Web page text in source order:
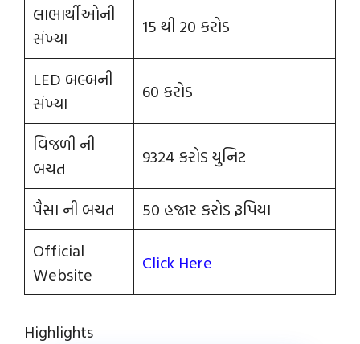
લાભાર્થીઓની
સંખ્યા
15 થી 20 કરોડ
LED બલ્બની
સંખ્યા
60 કરોડ
વિજળી ની
બચત
9324 કરોડ યુનિટ
પૈસા ની બચત
50 હજાર કરોડ રૂપિયા
Official
Website
Click Here
Highlights